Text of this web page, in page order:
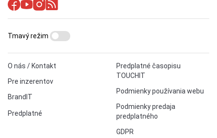
O nás / Kontakt
Pre inzerentov
BrandIT
Predplatné
Predplatné časopisu
TOUCHIT
Podmienky používania webu
Podmienky predaja
predplatného
GDPR
Tmavý režim